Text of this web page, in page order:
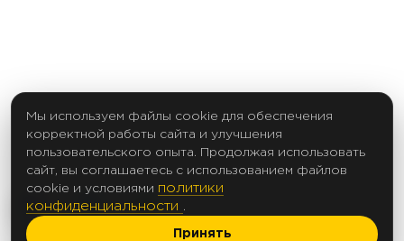
Мы используем файлы cookie для обеспечения
корректной работы сайта и улучшения
пользовательского опыта. Продолжая использовать
сайт, вы соглашаетесь с использованием файлов
cookie и условиями политики
конфиденциальности
Принять